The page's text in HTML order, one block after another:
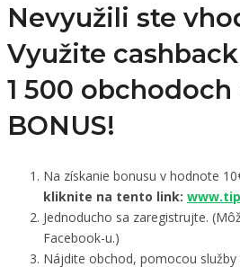
Nevyužili ste
Využite
1 500 obchodoch
BONUS!
Na získanie bonusu v hodnote
kliknite na tento link:
Jednoducho sa zaregistrujte.
Facebook-u.)
Nájdite obchod, pomocou služby